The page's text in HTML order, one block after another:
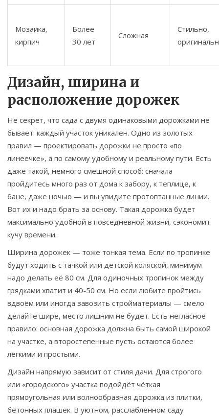
Мозаика,
кирпич
Более
30 лет
Сложная
Стильно,
Дизайн, ширина и
расположение дорожек
Не секрет, что сада с двумя одинаковыми дорожками не
бывает: каждый участок уникален. Одно из золотых
правил — проектировать дорожки не просто «по
линеечке», а по самому удобному и реальному пути. Есть
даже такой, немного смешной способ: сначала
пройдитесь много раз от дома к забору, к теплице, к
бане, даже ночью — и вы увидите протоптанные линии.
Вот их и надо брать за основу. Такая дорожка будет
максимально удобной в повседневной жизни, сэкономит
кучу времени.
Ширина дорожек — тоже тонкая тема. Если по тропинке
будут ходить с тачкой или детской коляской, минимум
надо делать её 80 см. Для одиночных тропинок между
грядками хватит и 40-50 см. Но если любите пройтись
вдвоём или иногда завозить стройматериалы — смело
делайте шире, место лишним не будет. Есть негласное
правило: основная дорожка должна быть самой широкой
на участке, а второстепенные пусть остаются более
лёгкими и простыми.
Дизайн напрямую зависит от стиля дачи. Для строгого
или «городского» участка подойдёт чёткая
прямоугольная или волнообразная дорожка из плитки,
бетонных плашек. В уютном, расслабленном саду